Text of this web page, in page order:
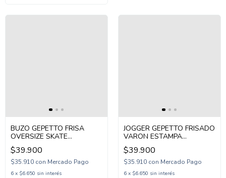
BUZO GEPETTO FRISA
OVERSIZE SKATE
(GT297323)
$39.900
$35.910 con Mercado Pago
6 x $6.650 sin interés
JOGGER GEPETTO FRISADO
VARON ESTAMPA
ORIGINAL (GT297344)
$39.900
$35.910 con Mercado Pago
6 x $6.650 sin interés